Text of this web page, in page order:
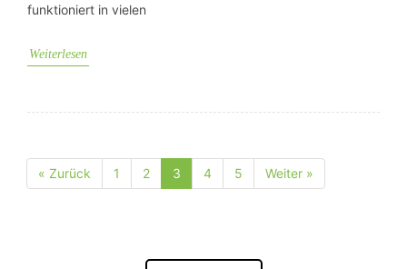
funktioniert in vielen
Weiterlesen
« Zurück Seite
1 Seite
2 Seite
3 Seite
4 Seite
5 Weiter »